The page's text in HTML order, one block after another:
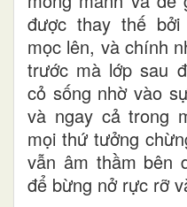
được thay thế
mọc lên, và chính
trước mà lớp sau
cỏ sống nhờ vào
và ngay cả trong
mọi thứ tưởng
vẫn âm thầm bên
để bừng nở rực rỡ